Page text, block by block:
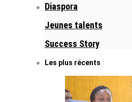
Diaspora
Jeunes talents
Success Story
Les plus récents